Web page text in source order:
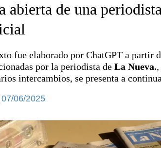
El país
Escenario
Liga del Sur
cultura
Aplausos
Cines
abierta de una
fue elaborado por ChatGPT a partir
por la periodista de La Nueva.
intercambios, se presenta a
07/06/2025